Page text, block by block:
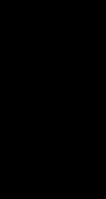
KI Ruby (Pequeno